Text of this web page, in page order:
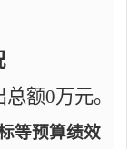
总额0万元。
等预算绩效